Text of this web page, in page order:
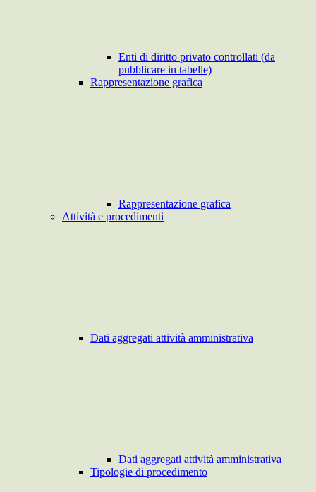
Enti di diritto privato controllati (da
pubblicare in tabelle)
Rappresentazione grafica
Rappresentazione grafica
Attività e procedimenti
Dati aggregati attività amministrativa
Dati aggregati attività amministrativa
Tipologie di procedimento